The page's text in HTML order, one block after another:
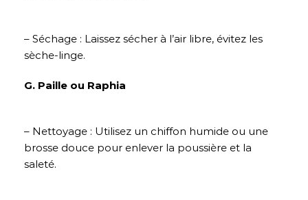
– Séchage : Laissez sécher à l’air libre, évitez les
sèche-linge.
G. Paille ou Raphia
– Nettoyage : Utilisez un chiffon humide ou une
brosse douce pour enlever la poussière et la
saleté.